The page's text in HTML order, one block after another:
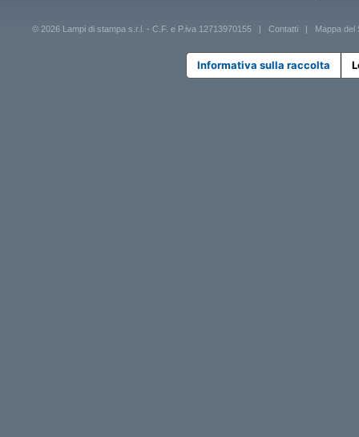
© 2026 Lampi di stampa s.r.l. - C.F. e P.iva 12713970155 | Contatti Mappa del
Informativa sulla raccolta